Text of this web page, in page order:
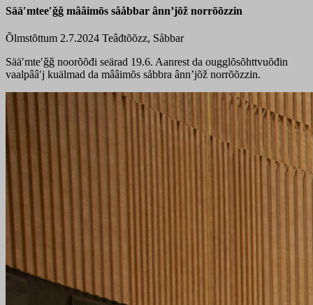
Sääʹmteeʹǧǧ mââimõs sååbbar ânnʼjõž norrõõzzin
Õlmstõttum 2.7.2024 Teâđtõõzz, Såbbar
Sääʹmteʹǧǧ noorõõđi seärad 19.6. Aanrest da ougglõsõhttvuõđin
vaalpââʹj kuälmad da mââimõs såbbra ânnʼjõž norrõõzzin.